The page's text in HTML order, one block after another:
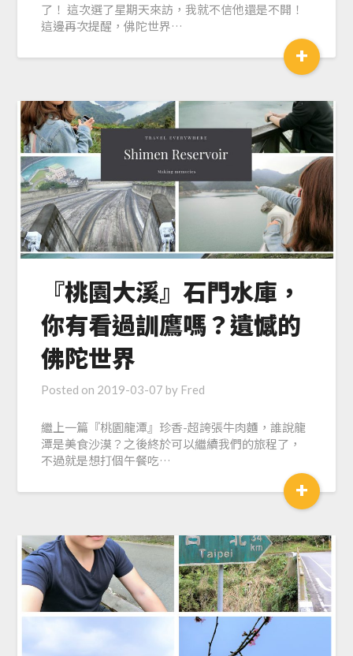
了！ 這次選了星期天來訪，我就不信他還是不開！
這邊再次提醒，佛陀世界…
+
『桃園大溪』石門水庫，
你有看過訓鷹嗎？遺憾的
佛陀世界
Posted on 2019-03-07 by Fred
繼上一篇『桃園龍潭』珍香-超誇張牛肉麵，誰說龍
潭是美食沙漠？之後終於可以繼續我們的旅程了，
不過就是想打個午餐吃…
+